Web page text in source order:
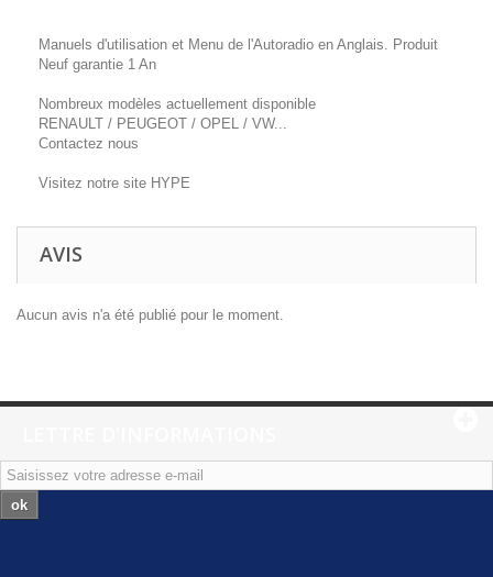
Manuels d'utilisation et Menu de l'Autoradio en Anglais. Produit
Neuf garantie 1 An
Nombreux modèles actuellement disponible
RENAULT / PEUGEOT / OPEL / VW...
Contactez nous
Visitez notre site HYPE
AVIS
Aucun avis n'a été publié pour le moment.
ok